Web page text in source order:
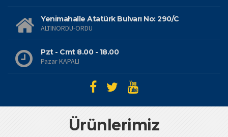
Yenimahalle Atatürk Bulvarı No: 290/C
ALTINORDU-ORDU
Pzt - Cmt 8.00 - 18.00
Pazar KAPALI
Ürünlerimiz